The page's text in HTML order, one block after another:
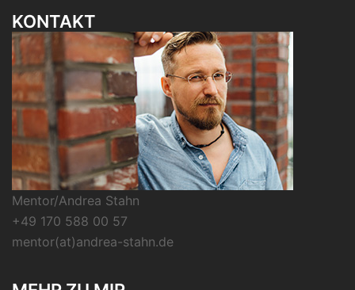
KONTAKT
Mentor/Andrea Stahn
+49 170 588 00 57
mentor(at)andrea-stahn.de